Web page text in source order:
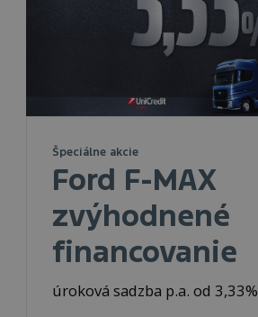
Špeciálne akcie
Ford F-MAX
zvýhodnené
financovanie
úroková sadzba p.a. od 3,33%